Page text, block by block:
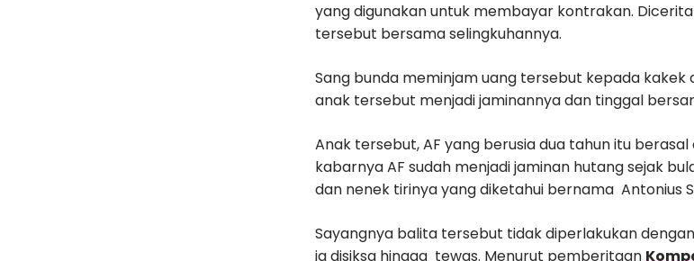
yang digunakan untuk membayar kontrakan.
tersebut bersama selingkuhannya.
Sang bunda meminjam uang tersebut kepada kakek
anak tersebut menjadi jaminannya dan tinggal
Anak tersebut, AF yang berusia dua tahun itu
kabarnya AF sudah menjadi jaminan hutang sejak
dan nenek tirinya yang diketahui bernama Antonius
Sayangnya balita tersebut tidak diperlakukan
ia disiksa hingga tewas. Menurut pemberitaan